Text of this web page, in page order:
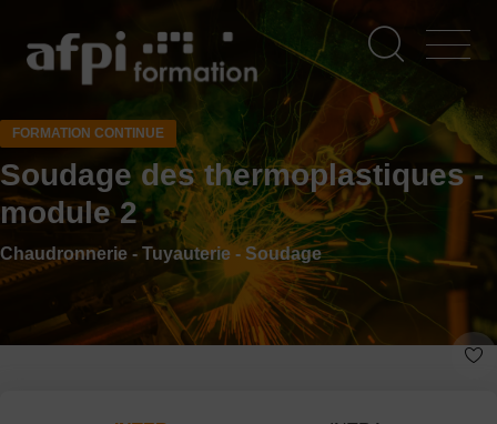
contenu
FORMATION CONTINUE
Soudage des thermoplastiques -
module 2
Chaudronnerie - Tuyauterie - Soudage